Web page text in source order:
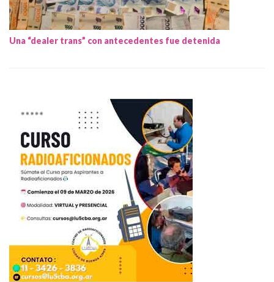
Una “dealer trans” con antecedentes fue detenida